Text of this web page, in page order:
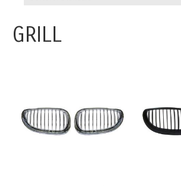
GRILL